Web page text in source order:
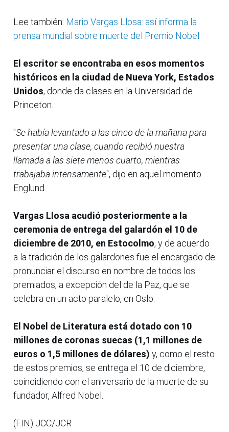
Lee también: Mario Vargas Llosa: así informa la
prensa mundial sobre muerte del Premio Nobel
El escritor se encontraba en esos momentos
históricos en la ciudad de Nueva York, Estados
Unidos, donde da clases en la Universidad de
Princeton.
"Se había levantado a las cinco de la mañana para
presentar una clase, cuando recibió nuestra
llamada a las siete menos cuarto, mientras
trabajaba intensamente", dijo en aquel momento
Englund.
Vargas Llosa acudió posteriormente a la
ceremonia de entrega del galardón el 10 de
diciembre de 2010, en Estocolmo, y de acuerdo
a la tradición de los galardones fue el encargado de
pronunciar el discurso en nombre de todos los
premiados, a excepción del de la Paz, que se
celebra en un acto paralelo, en Oslo.
El Nobel de Literatura está dotado con 10
millones de coronas suecas (1,1 millones de
euros o 1,5 millones de dólares) y, como el resto
de estos premios, se entrega el 10 de diciembre,
coincidiendo con el aniversario de la muerte de su
fundador, Alfred Nobel.
(FIN) JCC/JCR